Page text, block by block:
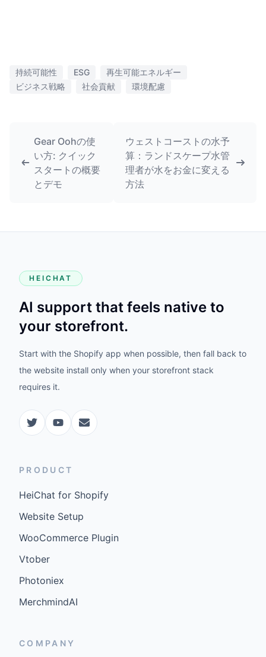
持続可能性 ESG
再生可能エネルギー
ビジネス戦略
社会貢献 環境配慮
Gear Oohの使
い方: クイック
スタートの概要
とデモ
ウェストコーストの水予
算：ランドスケープ水管
理者が水をお金に変える
方法
HEICHAT
AI support that feels native to
your storefront.
Start with the Shopify app when possible, then fall back to
the website install only when your storefront stack
requires it.
PRODUCT
HeiChat for Shopify
Website Setup
WooCommerce Plugin
Vtober
Photoniex
MerchmindAI
COMPANY